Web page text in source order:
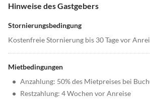
Hinweise des Gastgebers
Stornierungsbedingung
Kostenfreie Stornierung bis 30 Tage vor
Mietbedingungen
• Anzahlung: 50% des Mietpreises bei
• Restzahlung: 4 Wochen vor Anreise